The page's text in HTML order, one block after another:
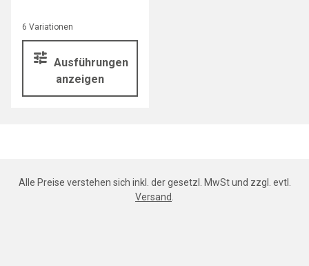
6 Variationen
Ausführungen
anzeigen
Alle Preise verstehen sich inkl. der gesetzl. MwSt und zzgl. evtl.
Versand